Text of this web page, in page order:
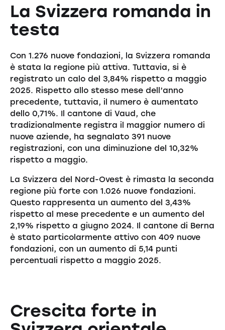
La Svizzera romanda in
testa
Con 1.276 nuove fondazioni, la Svizzera romanda
è stata la regione più attiva. Tuttavia, si è
registrato un calo del 3,84% rispetto a maggio
2025. Rispetto allo stesso mese dell’anno
precedente, tuttavia, il numero è aumentato
dello 0,71%. Il cantone di Vaud, che
tradizionalmente registra il maggior numero di
nuove aziende, ha segnalato 391 nuove
registrazioni, con una diminuzione del 10,32%
rispetto a maggio.
La Svizzera del Nord-Ovest è rimasta la seconda
regione più forte con 1.026 nuove fondazioni.
Questo rappresenta un aumento del 3,43%
rispetto al mese precedente e un aumento del
2,19% rispetto a giugno 2024. Il cantone di Berna
è stato particolarmente attivo con 409 nuove
fondazioni, con un aumento di 5,14 punti
percentuali rispetto a maggio 2025.
Crescita forte in